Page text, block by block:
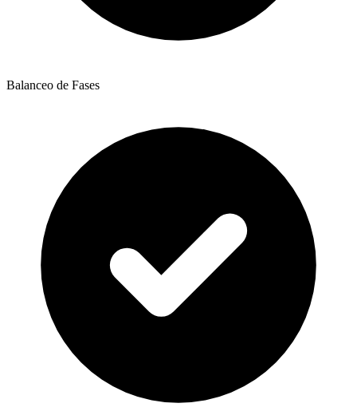
Balanceo de Fases